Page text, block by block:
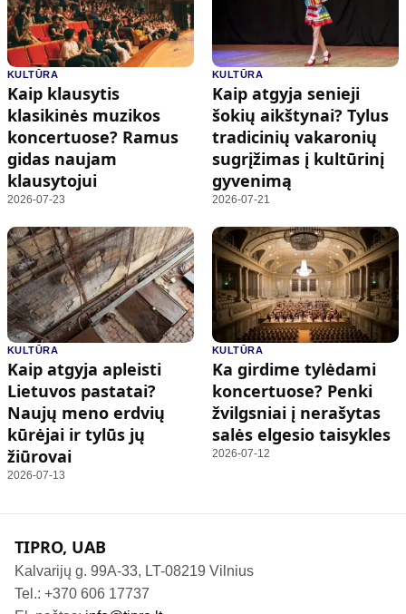
KULTŪRA
Kaip klausytis
klasikinės muzikos
koncertuose? Ramus
gidas naujam
klausytojui
2026-07-23
KULTŪRA
Kaip atgyja senieji
šokių aikštynai? Tylus
tradicinių vakaronių
sugrįžimas į kultūrinį
gyvenimą
2026-07-21
KULTŪRA
Kaip atgyja apleisti
Lietuvos pastatai?
Naujų meno erdvių
kūrėjai ir tylūs jų
žiūrovai
2026-07-13
KULTŪRA
Ka girdime tylėdami
koncertuose? Penki
žvilgsniai į nerašytas
salės elgesio taisykles
2026-07-12
TIPRO, UAB
Kalvarijų g. 99A-33, LT-08219 Vilnius
Tel.: +370 606 17737